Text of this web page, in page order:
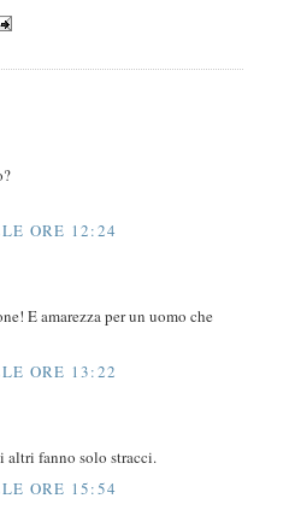
ORE 12:24
E amarezza per un uomo che
ORE 13:22
altri fanno solo stracci.
ORE 15:54